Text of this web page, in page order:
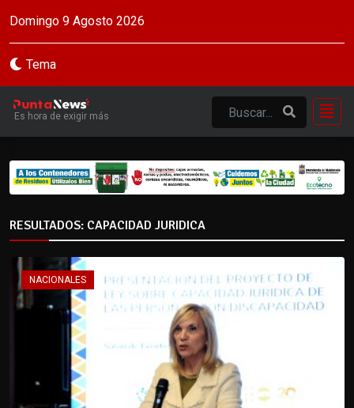
Domingo 9 Agosto 2026
Tema
Es hora de exigir más
RESULTADOS: CAPACIDAD JURIDICA
NACIONALES